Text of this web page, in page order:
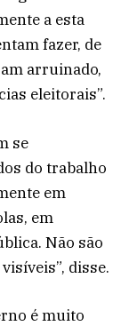
a esta
fazer, de
arruinado,
eleitorais”.
se
do trabalho
em
em
Não são
disse.
é muito